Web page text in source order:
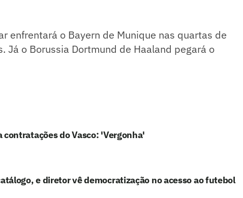
enfrentará o Bayern de Munique nas quartas de
Já o Borussia Dortmund de Haaland pegará o
contratações do Vasco: 'Vergonha'
e diretor vê democratização no acesso ao futebol